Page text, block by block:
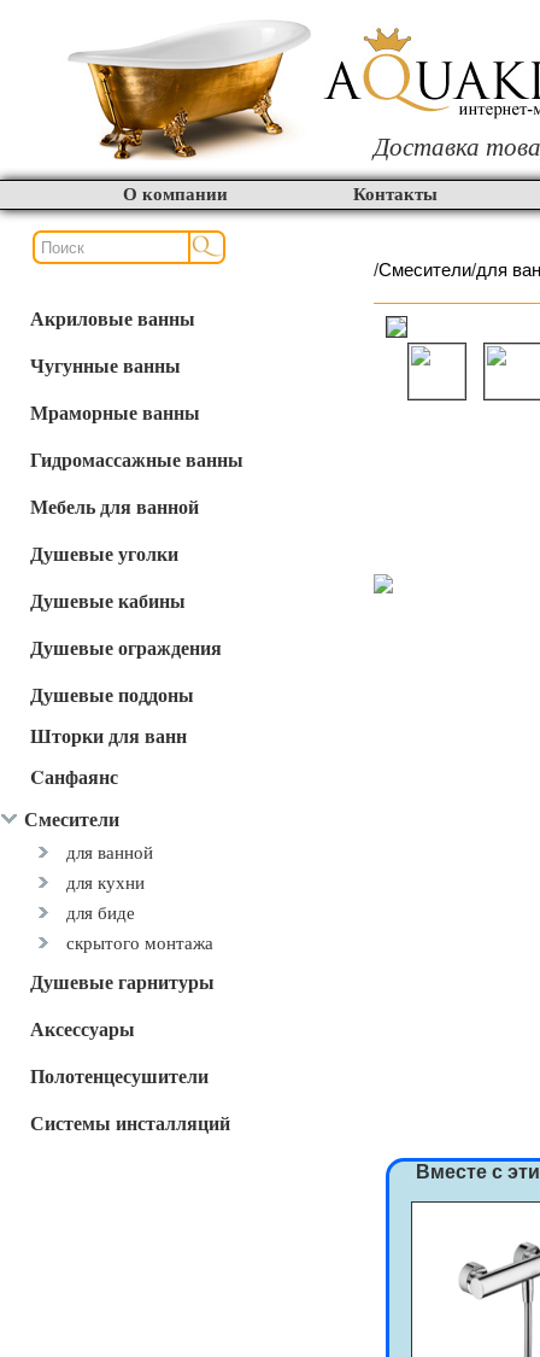
Доставка
О компании Контакты
Акриловые ванны
Чугунные ванны
Мраморные ванны
Гидромассажные ванны
Мебель для ванной
Душевые уголки
Душевые кабины
Душевые ограждения
Душевые поддоны
Шторки для ванн
Cанфаянс
Смесители
для ванной
для кухни
для биде
скрытого монтажа
Душевые гарнитуры
Аксессуары
Полотенцесушители
Системы инсталляций
/Смесители/для
Вместе с